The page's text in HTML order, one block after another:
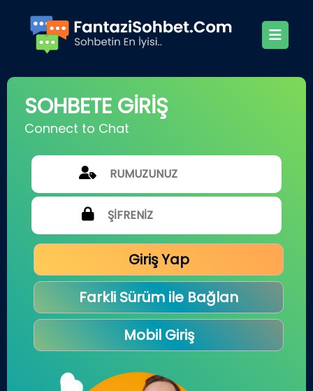
SOHBETE GİRİŞ
Connect to Chat
Giriş Yap
Farkli Sürüm ile Bağlan
Mobil Giriş